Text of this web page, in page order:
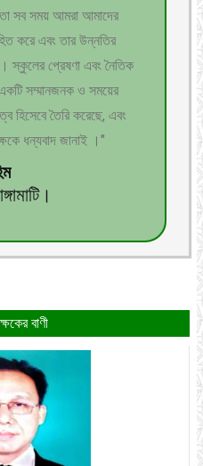
সব সময় আমরা আমাদের
করে এবং তার উন্নতির
স্কুলের প্রেষণা এবং নৈতিক
সম্মানজনক ও সময়ের
হিসেবে তৈরি করেছে, এবং
ধন্যবাদ জানাই ।"
বাণী